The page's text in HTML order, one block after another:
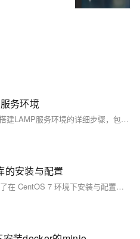
务环境
本文介绍了在Linux (CentOS 7) 上搭建LAMP服务环境的详细步骤，包括安装Apache HTTPd、解决编译时依赖问题、配置Apache服务、安装PHP以及处理PHP与Apache集成时遇到的问题。同时，还涉及了防火墙设置和SELinux权限调整，确保Web服务能够正常运行。
的安装与配置
【10月更文挑战第16天】本文介绍了在 CentOS 7 环境下安装与配置达梦数据库（DM8）的详细步骤，包括安装前准备、创建安装用户、上传安装文件、解压并运行安装程序、初始化数据库实例、配置环境变量、启动数据库服务、配置数据库连接和参数、备份与恢复、以及安装后的安全设置、性能优化和定期维护等内容。通过这些步骤，可以顺利完成 DM8 的安装与配置。